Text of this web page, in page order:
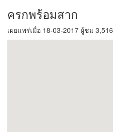
ครกพร้อมสาก
เผยแพร่เมื่อ 18-03-2017 ผู้ชม 3,516